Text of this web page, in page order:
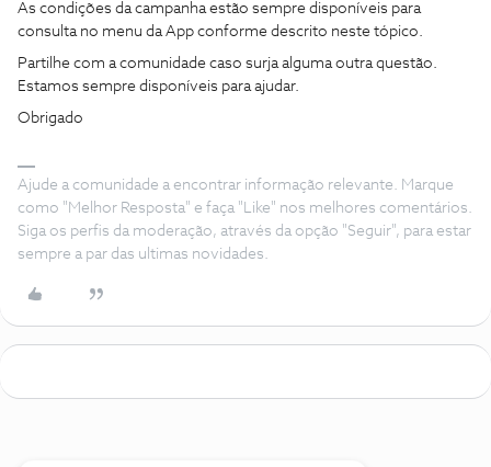
As condições da campanha estão sempre disponíveis para
consulta no menu da App conforme descrito neste tópico.
Partilhe com a comunidade caso surja alguma outra questão.
Estamos sempre disponíveis para ajudar.
Obrigado
Ajude a comunidade a encontrar informação relevante. Marque
como "Melhor Resposta" e faça "Like" nos melhores comentários.
Siga os perfis da moderação, através da opção "Seguir", para estar
sempre a par das ultimas novidades.